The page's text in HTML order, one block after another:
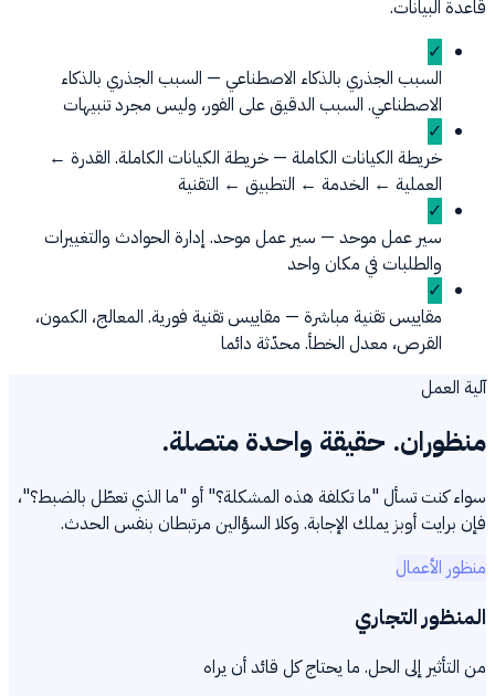
قاعدة البيانات.
✓
السبب الجذري بالذكاء الاصطناعي — السبب الجذري بالذكاء
الاصطناعي. السبب الدقيق على الفور، وليس مجرد تنبيهات
✓
خريطة الكيانات الكاملة — خريطة الكيانات الكاملة. القدرة ←
العملية ← الخدمة ← التطبيق ← التقنية
✓
سير عمل موحد — سير عمل موحد. إدارة الحوادث والتغييرات
والطلبات في مكان واحد
✓
مقاييس تقنية مباشرة — مقاييس تقنية فورية. المعالج، الكمون،
القرص، معدل الخطأ. محدّثة دائما
آلية العمل
منظوران. حقيقة واحدة متصلة.
سواء كنت تسأل "ما تكلفة هذه المشكلة؟" أو "ما الذي تعطّل بالضبط؟"،
فإن برايت أوبز يملك الإجابة. وكلا السؤالين مرتبطان بنفس الحدث.
منظور الأعمال
المنظور التجاري
من التأثير إلى الحل. ما يحتاج كل قائد أن يراه